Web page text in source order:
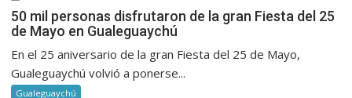
50 mil personas disfrutaron de la gran Fiesta del 25
de Mayo en Gualeguaychú
En el 25 aniversario de la gran Fiesta del 25 de Mayo,
Gualeguaychú volvió a ponerse...
Gualeguaychú